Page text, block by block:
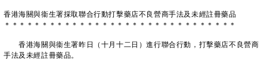
香港海關與衞生署採取聯合行動打擊藥店不良營商手法及未經註冊藥品
＊ ＊ ＊ ＊ ＊ ＊ ＊ ＊ ＊ ＊ ＊ ＊ ＊ ＊ ＊ ＊ ＊ ＊ ＊ ＊ ＊ ＊ ＊ ＊ ＊ ＊ ＊ ＊ ＊ ＊ ＊
香港海關與衞生署昨日（十月十二日）進行聯合行動，打擊藥店不良營商
手法及未經註冊藥品。